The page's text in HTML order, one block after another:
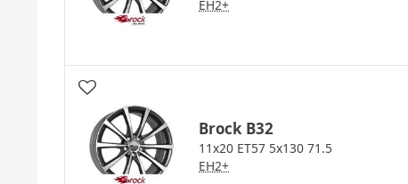
EH2+
Brock B32
11x20 ET57 5x130 71.5
EH2+